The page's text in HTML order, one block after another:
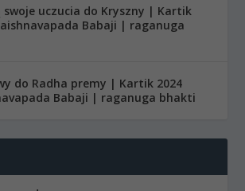
swoje uczucia do Kryszny | Kartik
Babaji | raganuga
do Radha premy | Kartik 2024
Babaji | raganuga bhakti